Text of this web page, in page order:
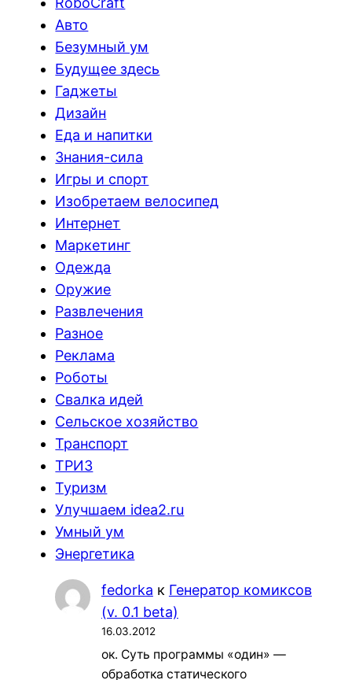
Авто
Безумный ум
Будущее здесь
Гаджеты
Дизайн
Еда и напитки
Знания-сила
Игры и спорт
Изобретаем велосипед
Интернет
Маркетинг
Одежда
Оружие
Развлечения
Разное
Реклама
Роботы
Свалка идей
Сельское хозяйство
Транспорт
ТРИЗ
Туризм
Улучшаем idea2.ru
Умный ум
Энергетика
fedorka к Генератор комиксов
(v. 0.1 beta)
16.03.2012
ок. Суть программы «один» —
обработка статического